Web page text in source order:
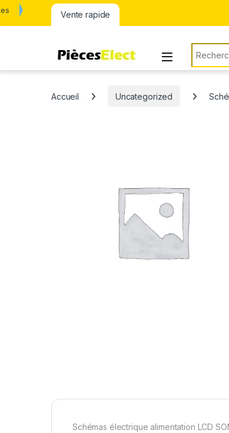
Vente rapide
Accueil Uncategorized
Schémas électrique alimentation LCD